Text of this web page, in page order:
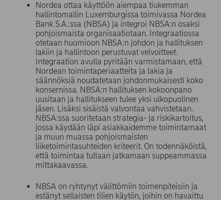
Nordea ottaa käyttöön aiempaa tiukemman
hallintomallin Luxemburgissa toimivassa Nordea
Bank S.A.:ssa (NBSA) ja integroi NBSA:n osaksi
pohjoismaista organisaatiotaan. Integraatiossa
otetaan huomioon NBSA:n johdon ja hallituksen
lakiin ja hallintoon perustuvat velvoitteet.
Integraation avulla pyritään varmistamaan, että
Nordean toimintaperiaatteita ja lakia ja
säännöksiä noudatetaan johdonmukaisesti koko
konsernissa. NBSA:n hallituksen kokoonpano
uusitaan ja hallitukseen tulee yksi ulkopuolinen
jäsen. Lisäksi sisäistä valvontaa vahvistetaan.
NBSA:ssa suoritetaan strategia- ja riskikartoitus,
jossa käydään läpi asiakkaidemme toimintamaat
ja muun muassa pohjoismaisten
liiketoimintasuhteiden kriteerit. On todennäköistä,
että toimintaa tullaan jatkamaan suppeammassa
mittakaavassa.
NBSA on ryhtynyt välittömiin toimenpiteisiin ja
estänyt sellaisten tilien käytön, joihin on havaittu